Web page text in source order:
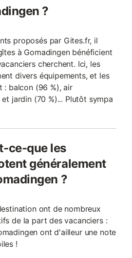
?
proposés par Gites.fr, il
à Gomadingen bénéficient
cherchent. Ici, les
divers équipements, et les
: balcon (96 %), air
jardin (70 %)... Plutôt sympa
ce-que les
généralement
?
ont de nombreux
de la part des vacanciers :
ont d'ailleur une note
!